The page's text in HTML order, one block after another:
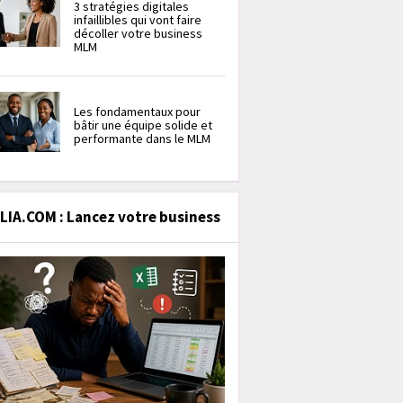
3 stratégies digitales
infaillibles qui vont faire
décoller votre business
MLM
Les fondamentaux pour
bâtir une équipe solide et
performante dans le MLM
: Lancez votre business